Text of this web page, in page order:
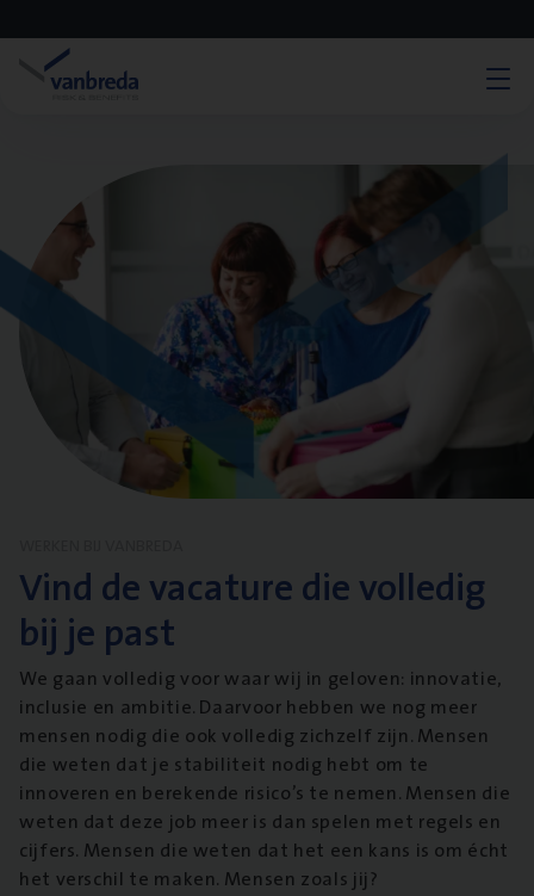
Vind de vacature die volledig
bij je past
We gaan volledig voor waar wij in geloven: innovatie,
inclusie en ambitie. Daarvoor hebben we nog meer
mensen nodig die ook volledig zichzelf zijn. Mensen
die weten dat je stabiliteit nodig hebt om te
innoveren en berekende risico’s te nemen. Mensen die
weten dat deze job meer is dan spelen met regels en
cijfers. Mensen die weten dat het een kans is om écht
het verschil te maken. Mensen zoals jij?